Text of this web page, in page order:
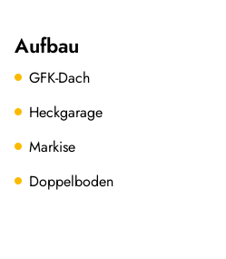
Aufbau
GFK-Dach
Heckgarage
Markise
Doppelboden